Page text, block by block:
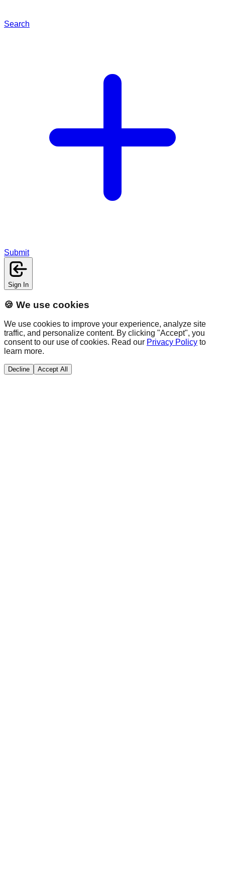
Search
Submit
Sign In
🍪 We use cookies
We use cookies to improve your experience, analyze site
traffic, and personalize content. By clicking "Accept", you
consent to our use of cookies. Read our Privacy Policy to
learn more.
Decline Accept All